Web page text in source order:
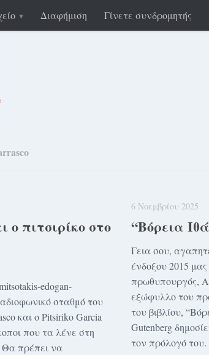
Διαφήμιση Γίνετε συνδρομητής
ο πιτσιρίκο στο
edogan-
σταθμό του
και ο Pitsiriko Garcia
που τα λένε στη
πρέπει να
6 Νοεμβρίου 2025
“Βόρεια
Γεια σου,
ένδοξου 2015
πρωθυπουργός,
εξώφυλλο του
του βιβλίου,
Gutenberg
τον πρόλογό του.